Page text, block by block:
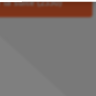
la suite(2330)